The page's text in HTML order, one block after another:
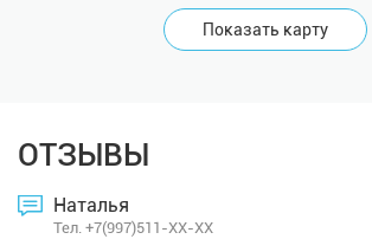
Показать карту
ОТЗЫВЫ
Наталья
Тел. +7(997)511-XX-XX